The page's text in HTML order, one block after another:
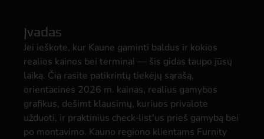
Įvadas
Jei ieškote, kur Kaune gaminti baldus ir kokios
realios kainos bei terminai — šis gidas taupo jūsų
laiką. Čia rasite patikrintų tiekėjų sąrašą,
orientacines 2026 m. kainas, realius gamybos
grafikus, dešimt klausimų, kuriuos privalote
užduoti, ir praktinius check‑list'us prieš gamybą bei
po montavimo. Kauno regiono klientams Furnity